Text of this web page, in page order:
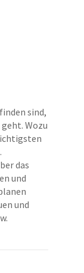
sind,
Wozu
das
und
und